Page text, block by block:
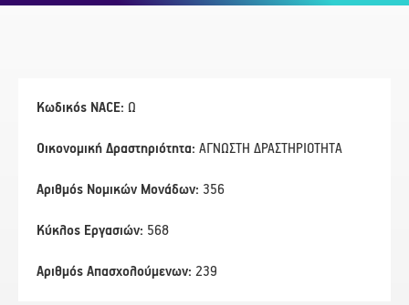
Κωδικός NACE: Ω
Οικονομική Δραστηριότητα: ΑΓΝΩΣΤΗ ΔΡΑΣΤΗΡΙΟΤΗΤΑ
Αριθμός Νομικών Μονάδων: 356
Κύκλος Εργασιών: 568
Αριθμός Απασχολούμενων: 239